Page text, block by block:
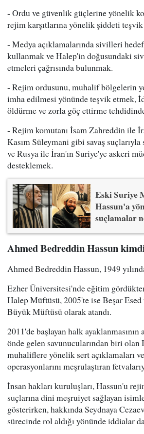
- Ordu ve güvenlik güçlerine yönelik
rejim karşıtlarına yönelik şiddeti
- Medya açıklamalarında sivilleri
kullanmak ve Halep'in doğusundaki
etmeleri çağrısında bulunmak.
- Rejim ordusunu, muhalif bölgelerin
imha edilmesi yönünde teşvik etmek,
öldürme ve zorla göç ettirme
- Rejim komutanı İsam Zahreddin ile
Kasım Süleymani gibi savaş
ve Rusya ile İran'ın Suriye'ye askeri
desteklemek.
Eski Suriye
Hassun'a
suçlamalar
Ahmed Bedreddin Hassun
Ahmed Bedreddin Hassun, 1949
Ezher Üniversitesi'nde eğitim
Halep Müftüsü, 2005'te ise Beşar Esed
Büyük Müftüsü olarak atandı.
2011'de başlayan halk
önde gelen savunucularından biri olan
muhaliflere yönelik sert açıklamaları
operasyonlarını meşrulaştıran
İnsan hakları kuruluşları, Hassun'u
suçlarına dini meşruiyet sağlayan
gösterirken, hakkında Seydnaya
sürecinde rol aldığı yönünde iddialar